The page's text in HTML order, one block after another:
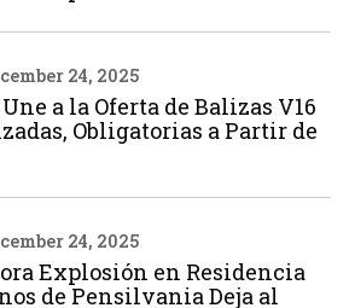
24, 2025
a la Oferta de Balizas V16
Obligatorias a Partir de
24, 2025
Explosión en Residencia
de Pensilvania Deja al